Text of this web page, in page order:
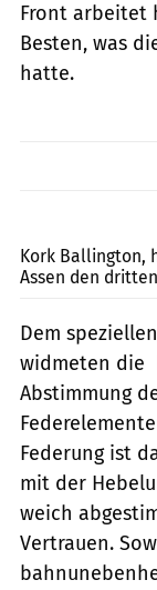
Front arbeitet
Besten, was
hatte.
Kork Ballington,
Assen den
Dem
widmeten die
Abstimmung
Federung ist
mit der
weich
Vertrauen.